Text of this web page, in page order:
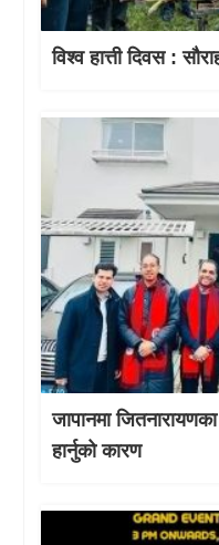
विश्व हात्ती दिवस :
जापानमा
हार्नुको कारण